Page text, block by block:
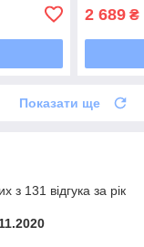
2 689 ₴
Показати ще
з 131 відгука за рік